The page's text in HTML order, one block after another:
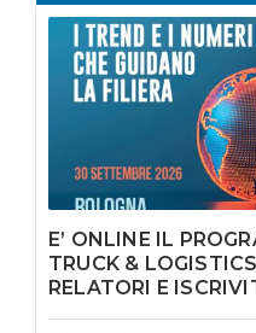
E’ ONLINE IL
TRUCK &
RELATORI E